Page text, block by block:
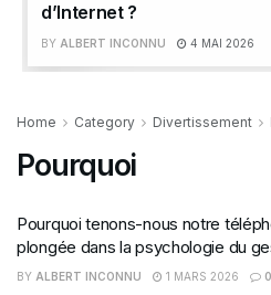
d’Internet ?
BY ALBERT INCONNU 4 MAI 2026
Home Category Divertissement
Pourquoi
Pourquoi tenons-nous notre
plongée dans la psychologie du
BY ALBERT INCONNU 1 MARS 2026 0